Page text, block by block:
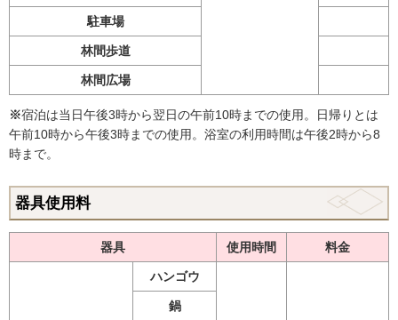
駐車場
林間歩道
林間広場
※宿泊は当日午後3時から翌日の午前10時までの使用。日帰りとは
午前10時から午後3時までの使用。浴室の利用時間は午後2時から8
時まで。
器具使用料
器具 使用時間 料金
ハンゴウ
鍋